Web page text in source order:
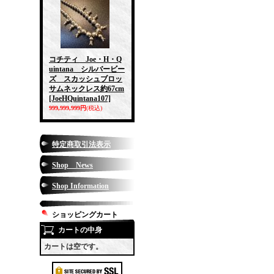
コチティ Joe・H・Q
uintana シルバービー
ズ スカッシュブロッ
サムネックレス約67cm
[JoeHQuintana107]
999,999,999円(税込)
特定商取引法表示
Shop News
Shop Information
ショッピングカート
カートの中身
カートは空です。